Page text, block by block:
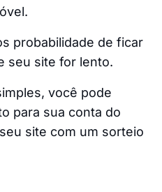
probabilidade de ficar
seu site for lento.
você pode
para sua conta do
site com um sorteio